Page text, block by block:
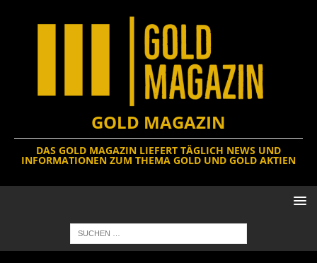
GOLD MAGAZIN
DAS GOLD MAGAZIN LIEFERT TÄGLICH NEWS UND
INFORMATIONEN ZUM THEMA GOLD UND GOLD AKTIEN